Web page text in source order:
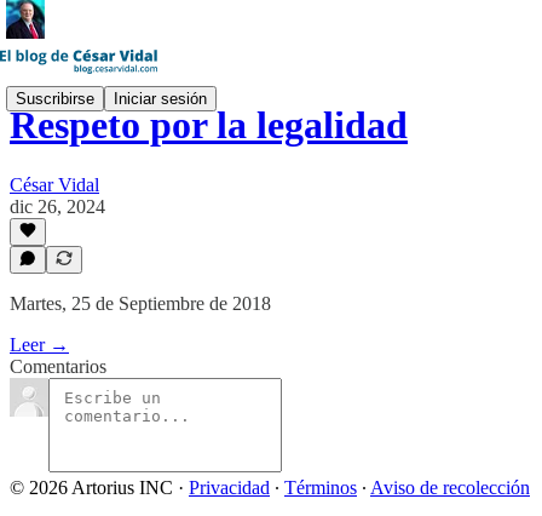
Suscribirse Iniciar sesión
Respeto por la legalidad
César Vidal
dic 26, 2024
Martes, 25 de Septiembre de 2018
Leer →
Comentarios
© 2026 Artorius INC · Privacidad ∙ Términos ∙ Aviso de recolección